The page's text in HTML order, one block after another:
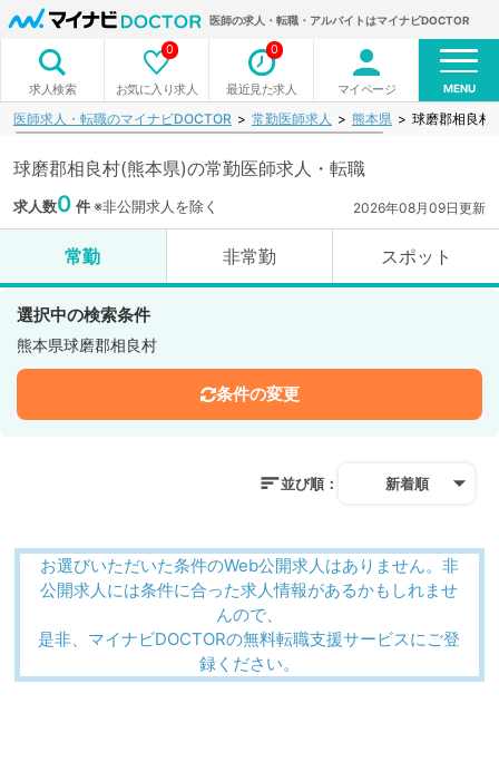
医師の求人・転職・アルバイトはマイナビDOCTOR
求人検索 お気に入り求人
0
最近見た求人
0
マイページ MENU
医師求人・転職のマイナビDOCTOR 常勤医師求人 熊本県 球磨郡相良村
球磨郡相良村(熊本県)の常勤医師求人・転職
求人数0 件※非公開求人を除く 2026年08月09日更新
常勤 非常勤 スポット
選択中の検索条件
熊本県球磨郡相良村
条件の変更
並び順： 新着順
お選びいただいた条件のWeb公開求人はありません。非
公開求人には条件に合った求人情報があるかもしれませ
んので、
是非、マイナビDOCTORの無料転職支援サービスにご登
録ください。